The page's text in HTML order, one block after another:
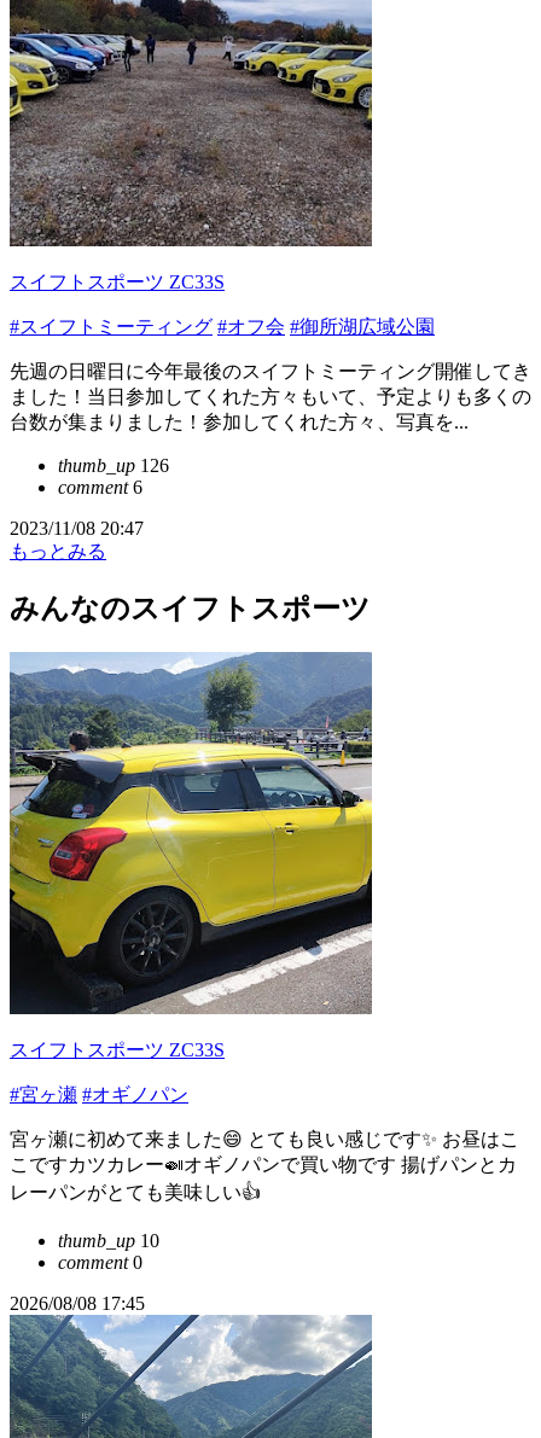
スイフトスポーツ ZC33S
#スイフトミーティング #オフ会 #御所湖広域公園
先週の日曜日に今年最後のスイフトミーティング開催してき
ました！当日参加してくれた方々もいて、予定よりも多くの
台数が集まりました！参加してくれた方々、写真を...
thumb_up 126
comment6
2023/11/08 20:47
もっとみる
みんなのスイフトスポーツ
スイフトスポーツ ZC33S
#宮ヶ瀬 #オギノパン
宮ヶ瀬に初めて来ました😄 とても良い感じです✨ お昼はこ
こですカツカレー🍛オギノパンで買い物です 揚げパンとカ
レーパンがとても美味しい👍
thumb_up 10
comment0
2026/08/08 17:45